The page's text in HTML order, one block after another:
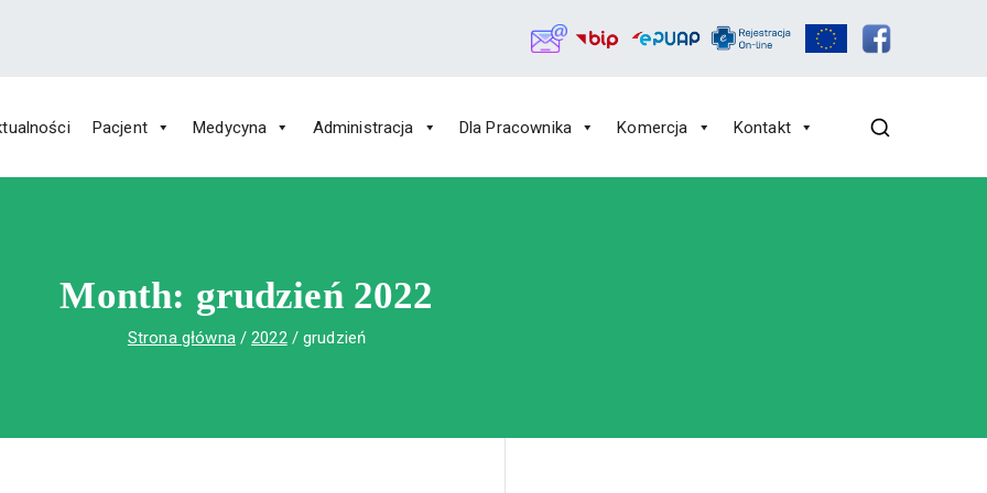
Św. Rafała w Czerwonej Górze
Rafała w Czerwonej Górze
Pacjent Medycyna Administracja Dla Pracownika Komercja Kontakt
Month: grudzień 2022
Strona główna 2022 grudzień